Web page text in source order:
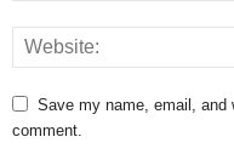
Save my name, email, and
comment.